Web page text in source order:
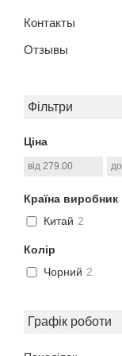
Контакты
Отзывы
Фільтри
Ціна
Країна виробник
Китай 2
Колір
Чорний 2
Графік роботи